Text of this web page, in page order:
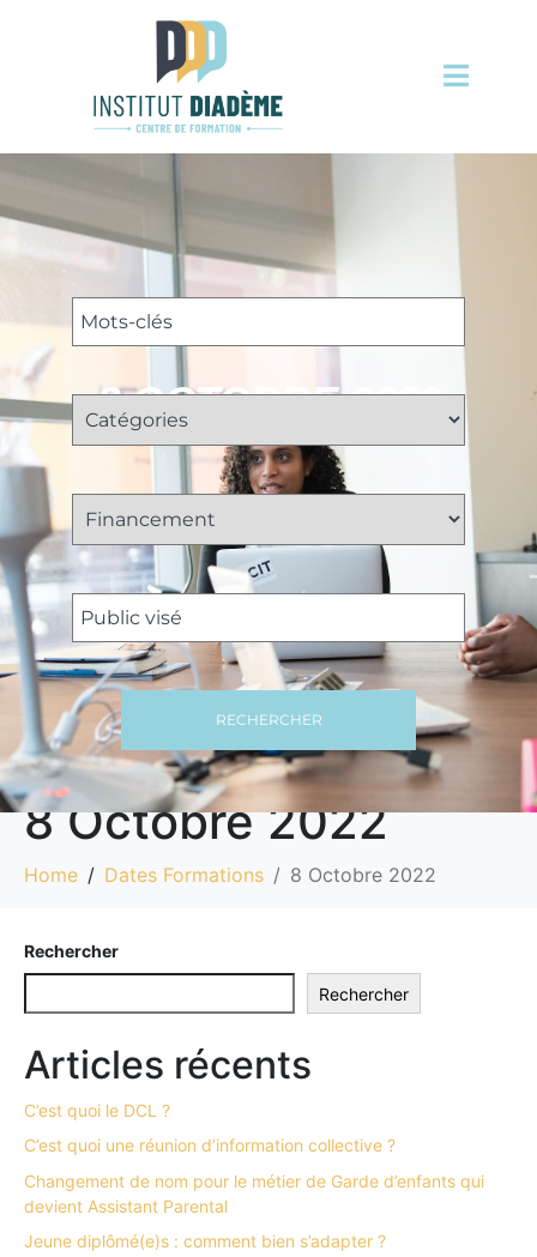
8 OCTOBRE 2022
RECHERCHER
8 Octobre 2022
Home Dates Formations 8 Octobre 2022
Rechercher
Rechercher
Articles récents
C’est quoi le DCL ?
C’est quoi une réunion d’information collective ?
Changement de nom pour le métier de Garde d’enfants qui
devient Assistant Parental
Jeune diplômé(e)s : comment bien s’adapter ?